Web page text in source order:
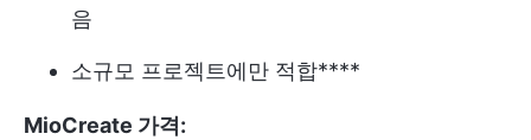
음
소규모 프로젝트에만 적합****
MioCreate 가격: